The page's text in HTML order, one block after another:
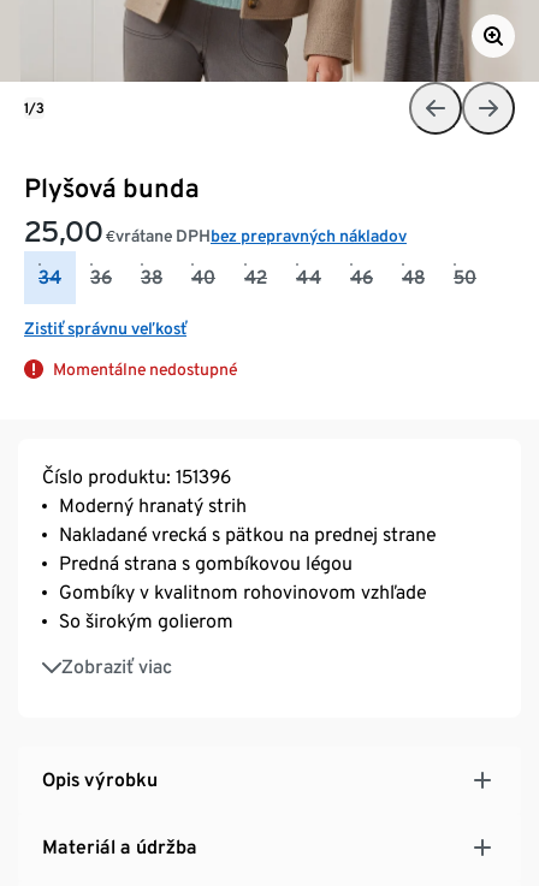
Plyšová bunda
25,00 €vrátane DPHbez prepravných nákladov
34 36 38 40 42 44 46 48 50
Zistiť správnu veľkosť
Momentálne nedostupné
1/3
Číslo produktu: 151396
Moderný hranatý strih
Nakladané vrecká s pätkou na prednej strane
Predná strana s gombíkovou légou
Gombíky v kvalitnom rohovinovom vzhľade
So širokým golierom
Zobraziť viac
Pohodlná dámska bunda – ideálna na prechodné
Opis výrobku
Materiál a údržba